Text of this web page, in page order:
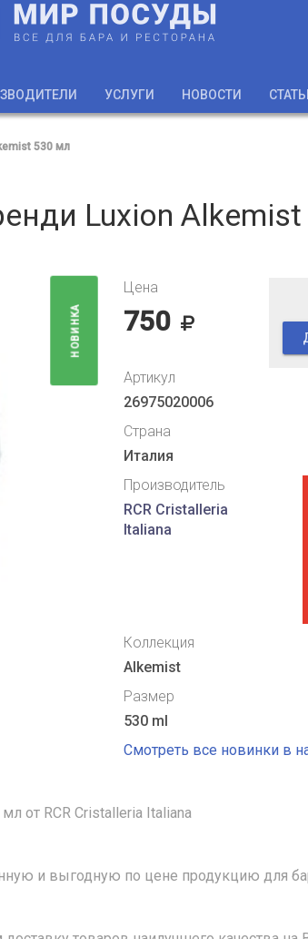
УСЛУГИ НОВОСТИ
530 мл
Luxion
НОВИНКА
Цена
750
Артикул
26975020006
Страна
Италия
Производитель
RCR Cristalleria
Italiana
Коллекция
Alkemist
Размер
530 ml
Смотреть все новинки в
от RCR Cristalleria Italiana
и выгодную по цене продукцию для